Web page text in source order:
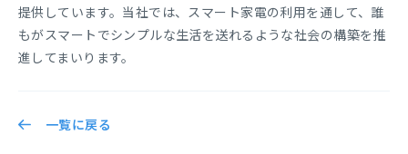
提供しています。当社では、スマート家電の利用を通して、誰
もがスマートでシンプルな生活を送れるような社会の構築を推
進してまいります。
一覧に戻る